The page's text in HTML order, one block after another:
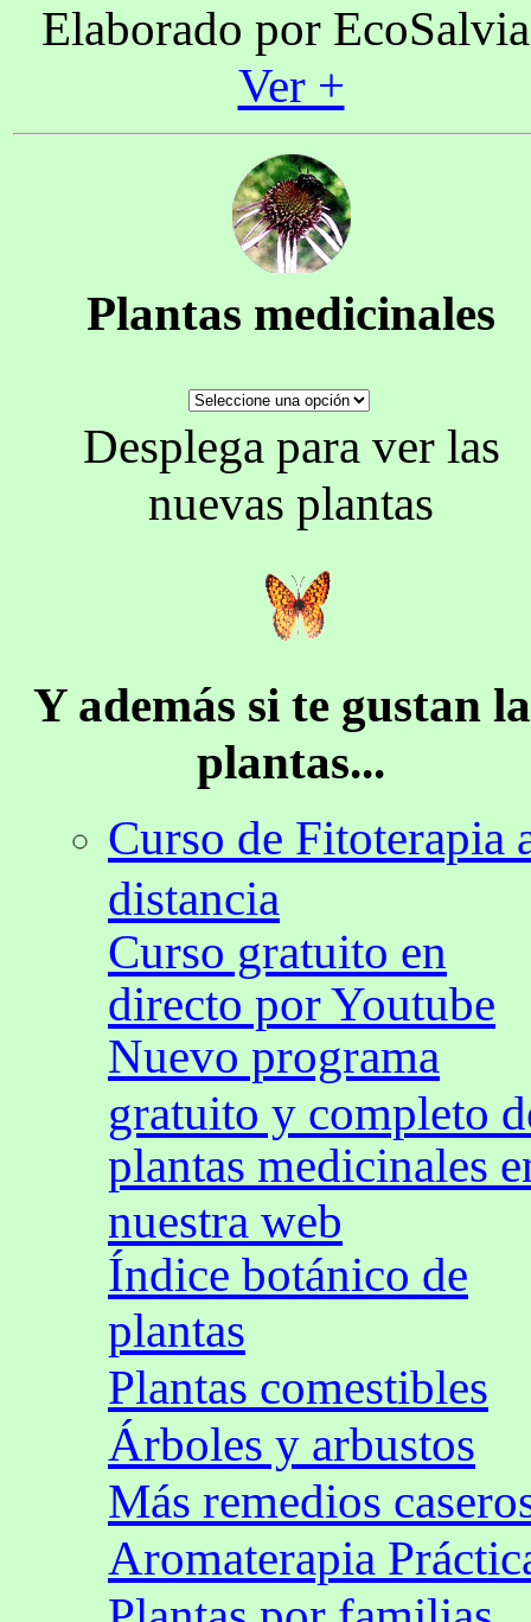
Elaborado por
Ver +
Plantas medicinales
Desplega para ver las
nuevas plantas
Y además si te gustan
plantas...
Curso de Fitoterapia
distancia
Curso gratuito en
directo por Youtube
Nuevo programa
gratuito y completo
plantas medicinales
nuestra web
Índice botánico de
plantas
Plantas comestibles
Árboles y arbustos
Más remedios
Aromaterapia